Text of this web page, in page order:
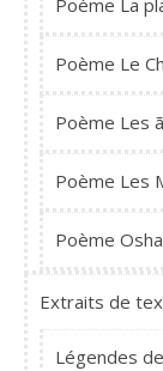
Poème La
Poème Le
Poème Les
Poème Les
Poème
Extraits de
Légendes